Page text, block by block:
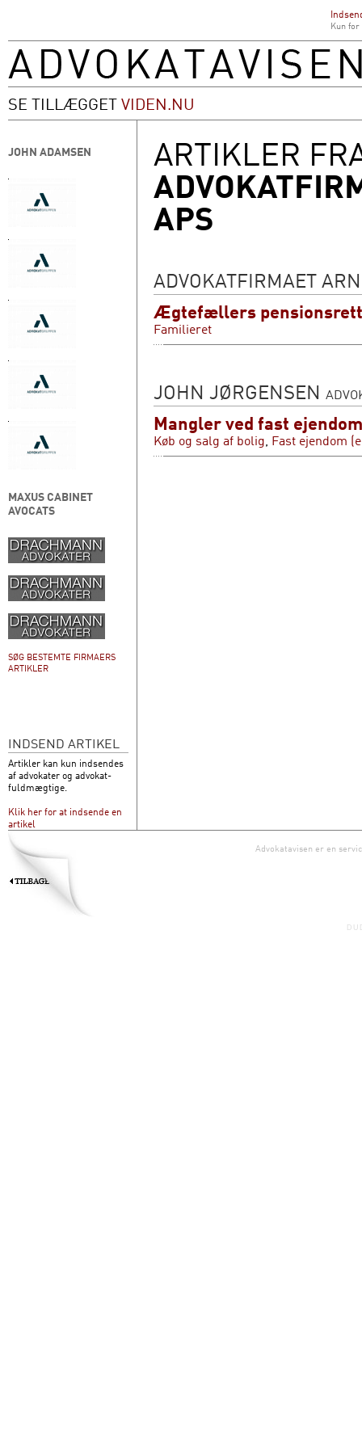
Kun
SE TILLÆGGETVIDEN.NU
JOHN ADAMSEN
MAXUS CABINET
AVOCATS
SØG BESTEMTE FIRMAERS
ARTIKLER
INDSEND ARTIKEL
Artikler kan kun indsendes
af advokater og advokat-
fuldmægtige.
Klik her for at indsende en
artikel
ARTIKLER
APS
ADVOKATFIRMAET
Ægtefællers
Familieret
JOHN JØRGENSEN
Mangler ved fast ejendom
Køb og salg af bolig Fast ejendom
Advokatavisen er en